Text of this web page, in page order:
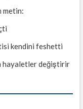
metin:
kendini feshetti
hayaletler değiştirir